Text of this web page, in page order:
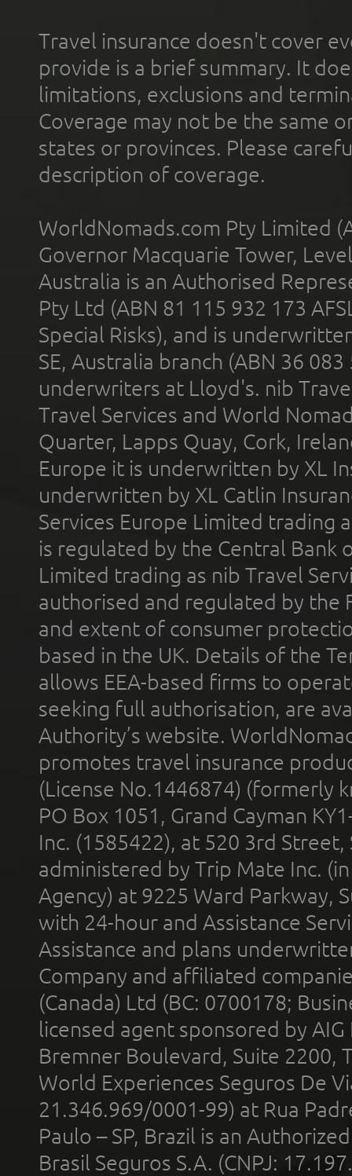
Travel insurance doesn't cover
provide is a brief summary. It
limitations, exclusions and
Coverage may not be the same
states or provinces. Please
description of coverage.
WorldNomads.com Pty Limited
Governor Macquarie Tower,
Australia is an Authorised
Pty Ltd (ABN 81 115 932 173
Special Risks), and is
SE, Australia branch (ABN 36
underwriters at Lloyd's. nib
Travel Services and World
Quarter, Lapps Quay, Cork,
Europe it is underwritten by XL
underwritten by XL Catlin
Services Europe Limited trading
is regulated by the Central Bank
Limited trading as nib Travel
authorised and regulated by the
and extent of consumer
based in the UK. Details of the
allows EEA-based firms to
seeking full authorisation, are
Authority’s website.
promotes travel insurance
(License No.1446874) (formerly
PO Box 1051, Grand Cayman
Inc. (1585422), at 520 3rd
administered by Trip Mate Inc.
Agency) at 9225 Ward Parkway,
with 24-hour and Assistance
Assistance and plans
Company and affiliated
(Canada) Ltd (BC: 0700178;
licensed agent sponsored by
Bremner Boulevard, Suite 2200,
World Experiences Seguros De
21.346.969/0001-99) at Rua
Paulo – SP, Brazil is an
Brasil Seguros S.A. (CNPJ: